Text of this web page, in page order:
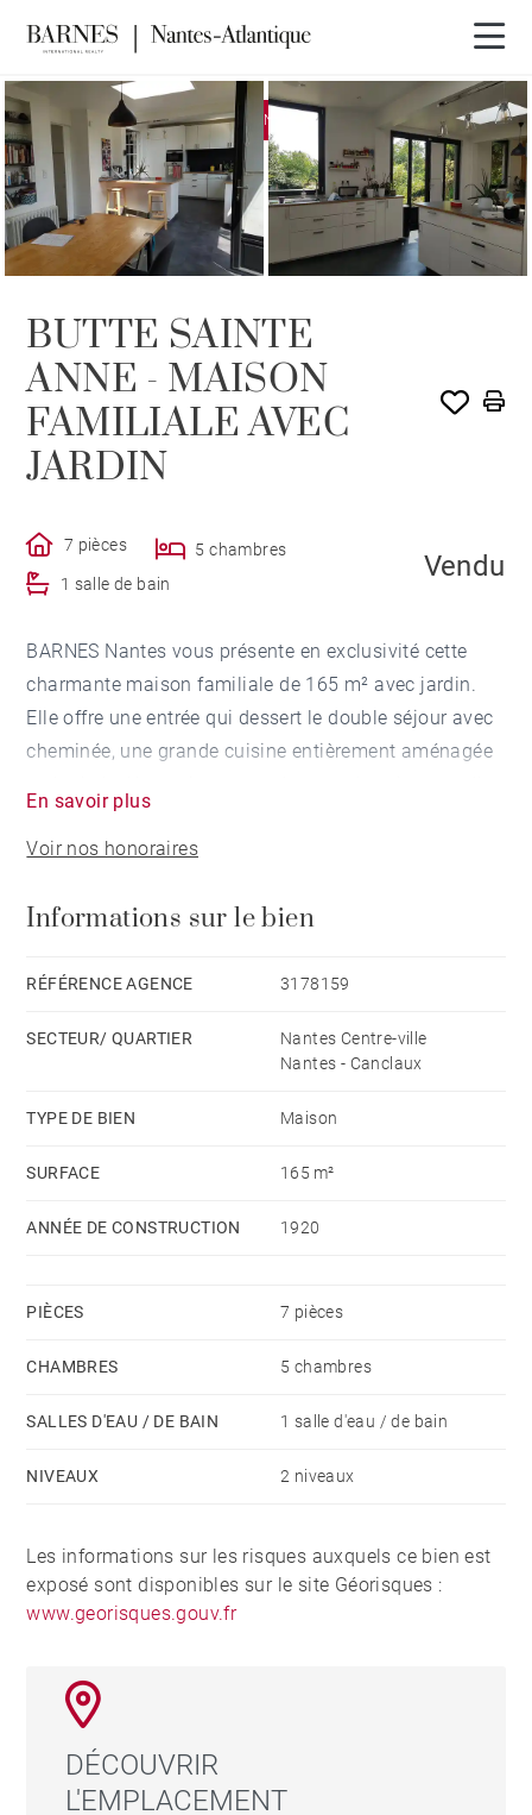
EXCLUSIVITÉ VENDU PAR BARNES
BUTTE SAINTE
ANNE - MAISON
FAMILIALE AVEC
JARDIN
7 pièces
5 chambres
1 salle de bain
Vendu
BARNES Nantes vous présente en exclusivité cette
charmante maison familiale de 165 m² avec jardin.
Elle offre une entrée qui dessert le double séjour avec
cheminée, une grande cuisine entièrement aménagée
d'eau se trouve sur ce même niveau. L'étage propose 4
chambres, une salle de bains avec wc. Un grand sous-
devant la maison viennent compléter ce bien.
En savoir plus
Voir nos honoraires
Informations sur le bien
RÉFÉRENCE AGENCE 3178159
SECTEUR/ QUARTIER
Nantes Centre-ville
Nantes - Canclaux
TYPE DE BIEN Maison
SURFACE 165 m²
ANNÉE DE CONSTRUCTION 1920
PIÈCES 7 pièces
CHAMBRES 5 chambres
SALLES D'EAU / DE BAIN 1 salle d'eau / de bain
NIVEAUX 2 niveaux
Les informations sur les risques auxquels ce bien est
exposé sont disponibles sur le site Géorisques :
www.georisques.gouv.fr
DÉCOUVRIR
L'EMPLACEMENT